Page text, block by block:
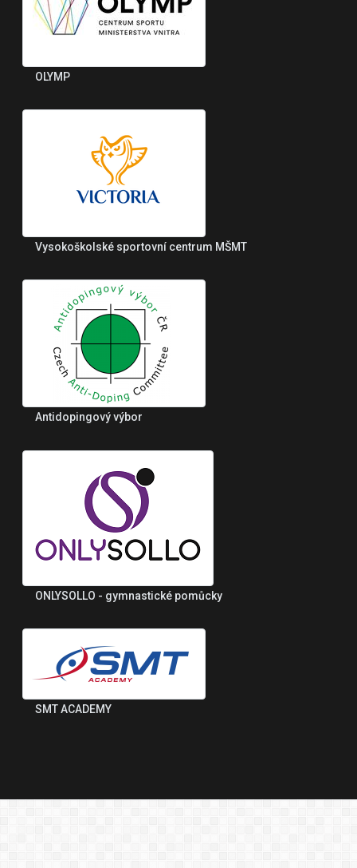
OLYMP
Vysokoškolské sportovní centrum MŠMT
Antidopingový výbor
ONLYSOLLO - gymnastické pomůcky
SMT ACADEMY